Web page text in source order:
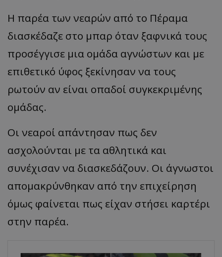
Η παρέα των νεαρών από το Πέραμα
διασκέδαζε στο μπαρ όταν ξαφνικά τους
προσέγγισε μια ομάδα αγνώστων και με
επιθετικό ύφος ξεκίνησαν να τους
ρωτούν αν είναι οπαδοί συγκεκριμένης
ομάδας.
Οι νεαροί απάντησαν πως δεν
ασχολούνται με τα αθλητικά και
συνέχισαν να διασκεδάζουν. Οι άγνωστοι
απομακρύνθηκαν από την επιχείρηση
όμως φαίνεται πως είχαν στήσει καρτέρι
στην παρέα.